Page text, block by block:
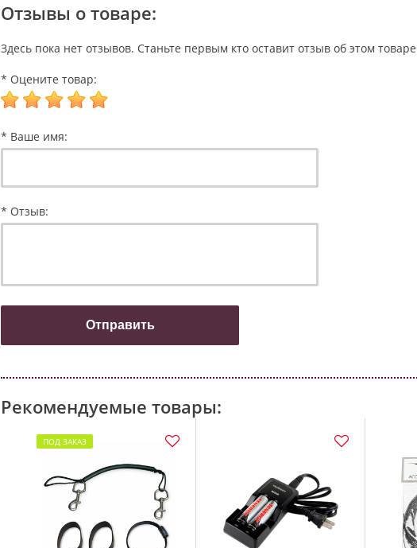
Отзывы о товаре:
Здесь пока нет отзывов. Станьте первым кто оставит отзыв об этом
* Оцените товар:
* Ваше имя:
* Отзыв:
Рекомендуемые товары:
ПОД ЗАКАЗ